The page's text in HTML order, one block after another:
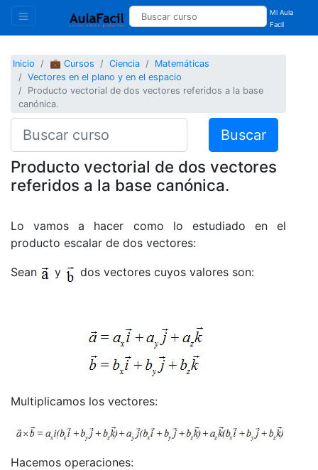
Mi Aula
Facil
Inicio 💼 Cursos Ciencia
Matemáticas
Vectores en el plano y en el espacio
Producto vectorial de dos vectores referidos a la base
canónica.
Buscar
Producto vectorial de dos vectores
referidos a la base canónica.
Lo vamos a hacer como lo estudiado en el
producto escalar de dos vectores:
Sean y dos vectores cuyos valores son:
Multiplicamos los vectores:
Hacemos operaciones: